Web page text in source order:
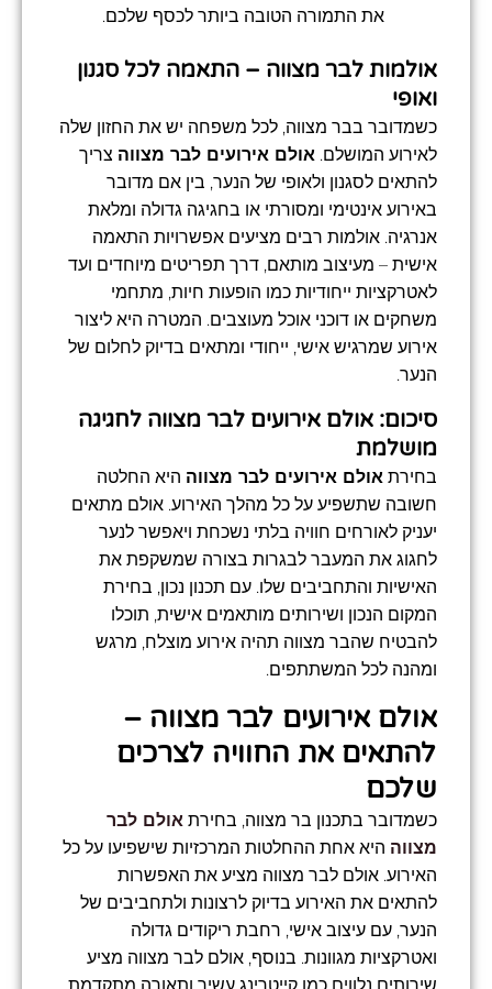
את התמורה הטובה ביותר לכסף שלכם.
אולמות לבר מצווה – התאמה לכל סגנון
ואופי
כשמדובר בבר מצווה, לכל משפחה יש את החזון שלה
לאירוע המושלם. אולם אירועים לבר מצווה צריך
להתאים לסגנון ולאופי של הנער, בין אם מדובר
באירוע אינטימי ומסורתי או בחגיגה גדולה ומלאת
אנרגיה. אולמות רבים מציעים אפשרויות התאמה
אישית – מעיצוב מותאם, דרך תפריטים מיוחדים ועד
לאטרקציות ייחודיות כמו הופעות חיות, מתחמי
משחקים או דוכני אוכל מעוצבים. המטרה היא ליצור
אירוע שמרגיש אישי, ייחודי ומתאים בדיוק לחלום של
הנער.
סיכום: אולם אירועים לבר מצווה לחגיגה
מושלמת
בחירת אולם אירועים לבר מצווה היא החלטה
חשובה שתשפיע על כל מהלך האירוע. אולם מתאים
יעניק לאורחים חוויה בלתי נשכחת ויאפשר לנער
לחגוג את המעבר לבגרות בצורה שמשקפת את
האישיות והתחביבים שלו. עם תכנון נכון, בחירת
המקום הנכון ושירותים מותאמים אישית, תוכלו
להבטיח שהבר מצווה תהיה אירוע מוצלח, מרגש
ומהנה לכל המשתתפים.
אולם אירועים לבר מצווה –
להתאים את החוויה לצרכים
שלכם
כשמדובר בתכנון בר מצווה, בחירת אולם לבר
מצווה היא אחת ההחלטות המרכזיות שישפיעו על כל
האירוע. אולם לבר מצווה מציע את האפשרות
להתאים את האירוע בדיוק לרצונות ולתחביבים של
הנער, עם עיצוב אישי, רחבת ריקודים גדולה
ואטרקציות מגוונות. בנוסף, אולם לבר מצווה מציע